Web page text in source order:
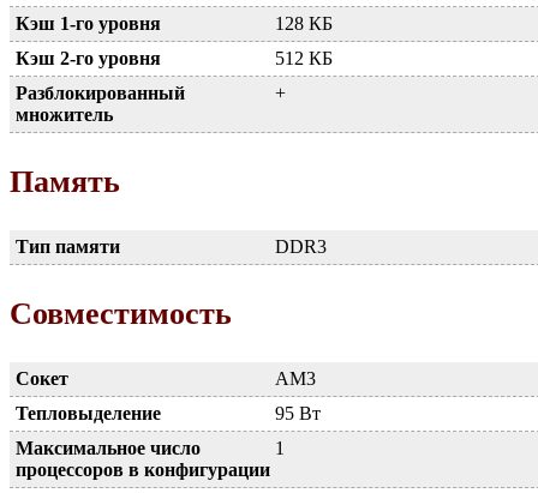
Кэш 1-го уровня
128 КБ
Кэш 2-го уровня
512 КБ
Разблокированный
множитель
+
Память
Тип памяти DDR3
Совместимость
Сокет
AM3
Тепловыделение
95 Вт
Максимальное число
процессоров в конфигурации
1